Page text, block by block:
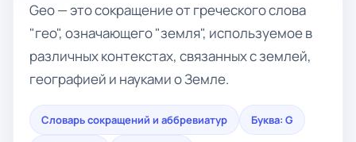
Geo — это сокращение от греческого слова
"гео", означающего "земля", используемое в
различных контекстах, связанных с землей,
географией и науками о Земле.
Словарь сокращений и аббревиатур Буква: G